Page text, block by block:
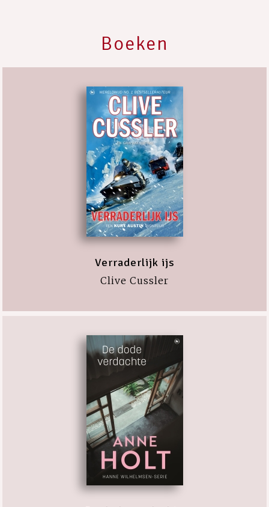
Boeken
Verraderlijk ijs
Clive Cussler